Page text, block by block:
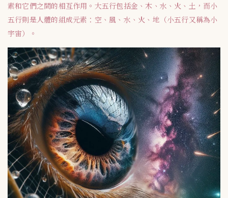
素和它們之間的相互作用。大五行包括金、木、水、火、土，而小
五行則是人體的組成元素：空、風、水、火、地（小五行又稱為小
宇宙）。